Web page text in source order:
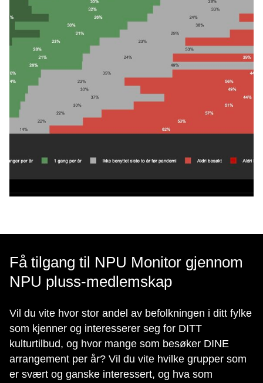
Få tilgang til NPU Monitor gjennom
NPU pluss-medlemskap
Vil du vite hvor stor andel av befolkningen i ditt fylke
som kjenner og interesserer seg for DITT
kulturtilbud, og hvor mange som besøker DINE
arrangement per år? Vil du vite hvilke grupper som
er svært og ganske interessert, og hva som